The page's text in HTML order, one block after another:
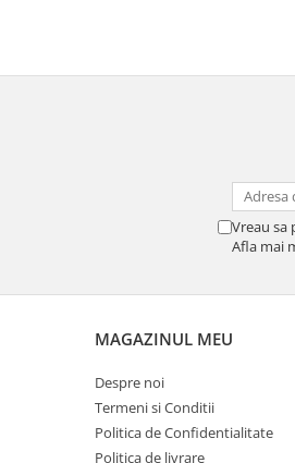
Vreau sa
Afla mai
MAGAZINUL MEU
Despre noi
Termeni si Conditii
Politica de Confidentialitate
Politica de livrare